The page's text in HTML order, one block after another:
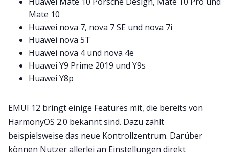
Mate 10
Huawei nova 7, nova 7 SE und nova 7i
Huawei nova 5T
Huawei nova 4 und nova 4e
Huawei Y9 Prime 2019 und Y9s
Huawei Y8p
EMUI 12 bringt einige Features mit, die bereits von
HarmonyOS 2.0 bekannt sind. Dazu zählt
beispielsweise das neue Kontrollzentrum. Darüber
können Nutzer allerlei an Einstellungen direkt